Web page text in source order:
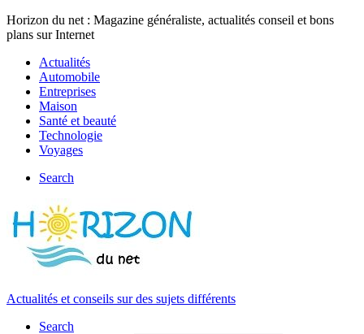
Horizon du net : Magazine généraliste, actualités conseil et bons
plans sur Internet
Actualités
Automobile
Entreprises
Maison
Santé et beauté
Technologie
Voyages
Search
Actualités et conseils sur des sujets différents
Search